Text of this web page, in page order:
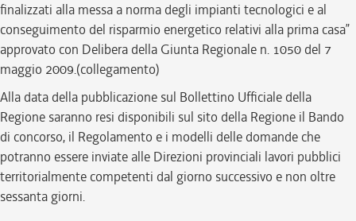
finalizzati alla messa a norma degli impianti tecnologici e al
conseguimento del risparmio energetico relativi alla prima casa”
approvato con Delibera della Giunta Regionale n. 1050 del 7
maggio 2009.(collegamento)
Alla data della pubblicazione sul Bollettino Ufficiale della
Regione saranno resi disponibili sul sito della Regione il Bando
di concorso, il Regolamento e i modelli delle domande che
potranno essere inviate alle Direzioni provinciali lavori pubblici
territorialmente competenti dal giorno successivo e non oltre
sessanta giorni.